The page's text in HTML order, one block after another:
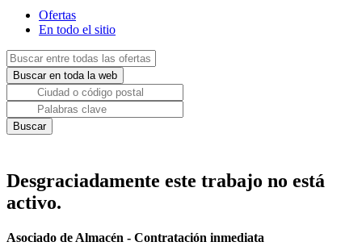
Ofertas
En todo el sitio
Desgraciadamente este trabajo no está
activo.
Asociado de Almacén - Contratación inmediata